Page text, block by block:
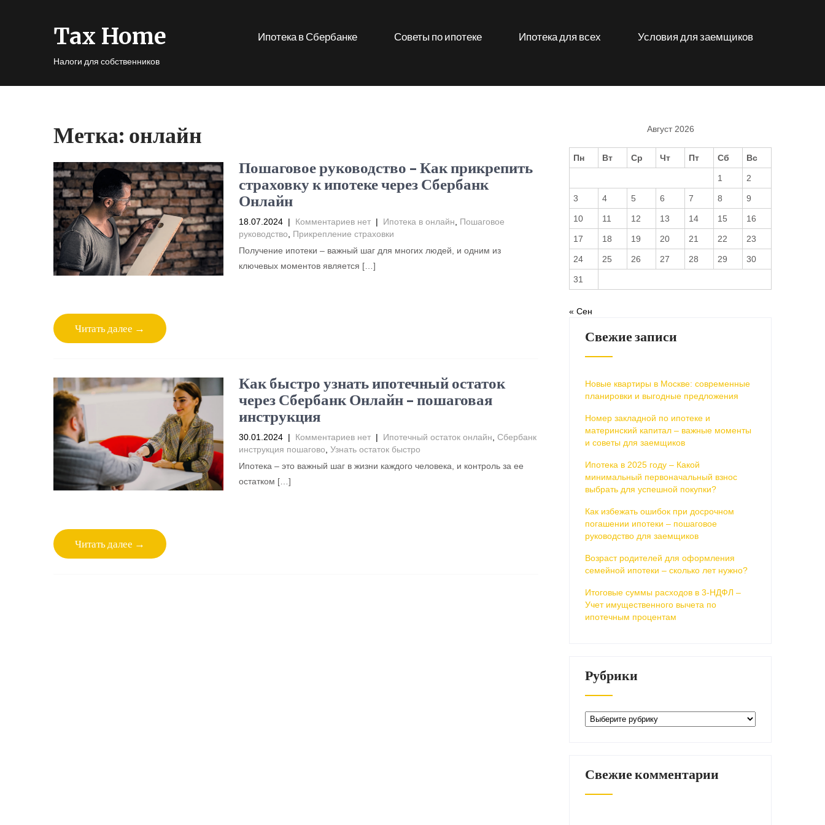
Tax Home
Налоги для собственников
Ипотека в Сбербанке Советы по ипотеке Ипотека для всех Условия для заемщиков
Метка: онлайн
Пошаговое руководство – Как прикрепить
страховку к ипотеке через Сбербанк
Онлайн
18.07.2024 | Комментариев нет | Ипотека в онлайн
Пошаговое
руководство
Прикрепление страховки
Получение ипотеки – важный шаг для многих людей, и одним из
ключевых моментов является […]
Читать далее →
Как быстро узнать ипотечный остаток
через Сбербанк Онлайн – пошаговая
инструкция
30.01.2024 | Комментариев нет | Ипотечный остаток онлайн Сбербанк
инструкция пошагово Узнать остаток быстро
Ипотека – это важный шаг в жизни каждого человека, и контроль за ее
остатком […]
Читать далее →
Август 2026
Пн Вт Ср Чт Пт Сб Вс
1 2
3 4 5 6 7 8 9
10 11 12 13 14 15 16
17 18 19 20 21 22 23
24 25 26 27 28 29 30
31
« Сен
Свежие записи
Новые квартиры в Москве: современные
планировки и выгодные предложения
Номер закладной по ипотеке и
материнский капитал – важные моменты
и советы для заемщиков
Ипотека в 2025 году – Какой
минимальный первоначальный взнос
выбрать для успешной покупки?
Как избежать ошибок при досрочном
погашении ипотеки – пошаговое
руководство для заемщиков
Возраст родителей для оформления
семейной ипотеки – сколько лет нужно?
Итоговые суммы расходов в 3-НДФЛ –
Учет имущественного вычета по
ипотечным процентам
Рубрики
Рубрики
Свежие комментарии